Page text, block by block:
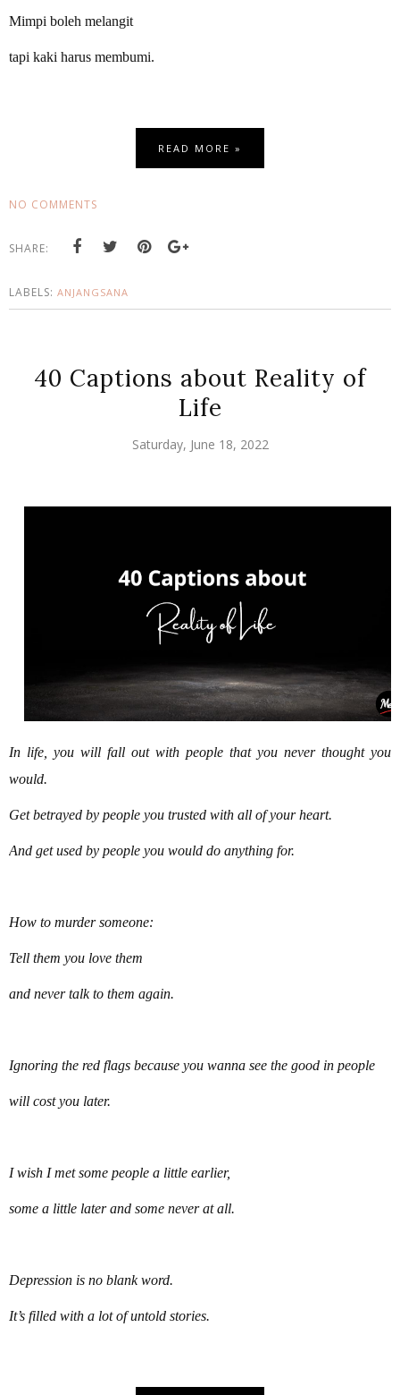
Mimpi boleh melangit
tapi kaki harus membumi.
READ MORE »
NO COMMENTS
SHARE:
LABELS: ANJANGSANA
40 Captions about Reality of
Life
Saturday, June 18, 2022
In life, you will fall out with people that you never thought you
would.
Get betrayed by people you trusted with all of your heart.
And get used by people you would do anything for.
How to murder someone:
Tell them you love them
and never talk to them again.
Ignoring the red flags because you wanna see the good in people
will cost you later.
I wish I met some people a little earlier,
some a little later and some never at all.
Depression is no blank word.
It’s filled with a lot of untold stories.